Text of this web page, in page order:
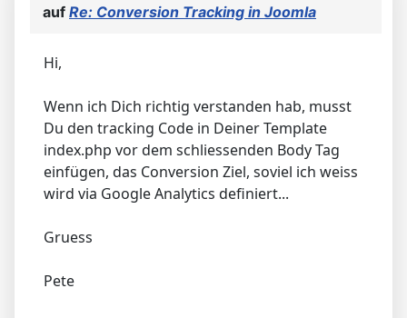
auf Re: Conversion Tracking in Joomla
Hi,
Wenn ich Dich richtig verstanden hab, musst
Du den tracking Code in Deiner Template
index.php vor dem schliessenden Body Tag
einfügen, das Conversion Ziel, soviel ich weiss
wird via Google Analytics definiert...
Gruess
Pete